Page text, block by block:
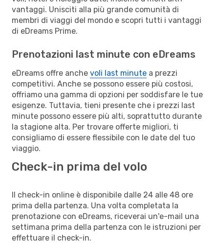
vantaggi. Unisciti alla più grande comunità di
membri di viaggi del mondo e scopri tutti i vantaggi
di eDreams Prime.
Prenotazioni last minute con eDreams
eDreams offre anche voli last minute a prezzi
competitivi. Anche se possono essere più costosi,
offriamo una gamma di opzioni per soddisfare le tue
esigenze. Tuttavia, tieni presente che i prezzi last
minute possono essere più alti, soprattutto durante
la stagione alta. Per trovare offerte migliori, ti
consigliamo di essere flessibile con le date del tuo
viaggio.
Check-in prima del volo
Il check-in online è disponibile dalle 24 alle 48 ore
prima della partenza. Una volta completata la
prenotazione con eDreams, riceverai un'e-mail una
settimana prima della partenza con le istruzioni per
effettuare il check-in.